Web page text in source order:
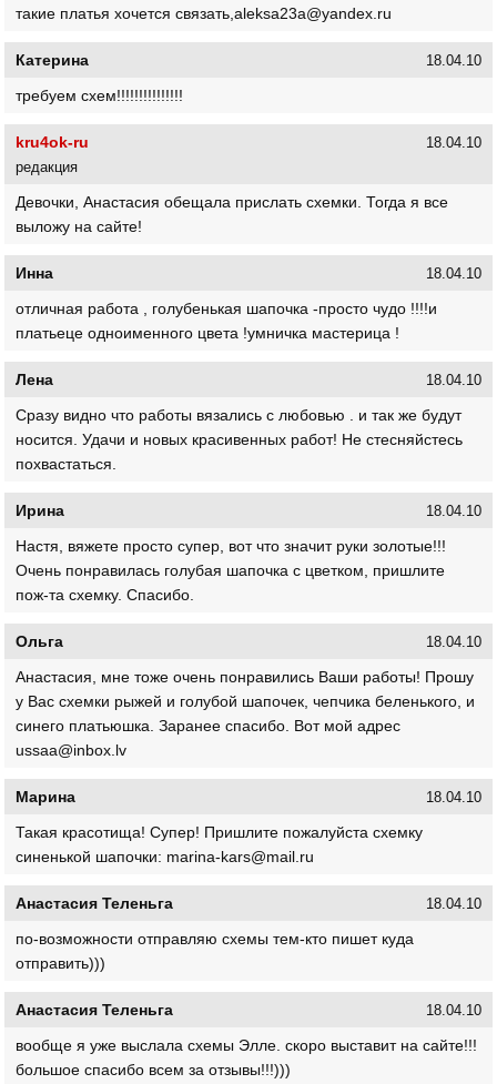
такие платья хочется связать,aleksa23a@yandex.ru
Катерина 18.04.10
требуем схем!!!!!!!!!!!!!!!
kru4ok-ru
редакция
18.04.10
Девочки, Анастасия обещала прислать схемки. Тогда я все
выложу на сайте!
Инна 18.04.10
отличная работа , голубенькая шапочка -просто чудо !!!!и
платьеце одноименного цвета !умничка мастерица !
Лена 18.04.10
Сразу видно что работы вязались с любовью . и так же будут
носится. Удачи и новых красивенных работ! Не стесняйстесь
похвастаться.
Ирина 18.04.10
Настя, вяжете просто супер, вот что значит руки золотые!!!
Очень понравилась голубая шапочка с цветком, пришлите
пож-та схемку. Спасибо.
Ольга 18.04.10
Анастасия, мне тоже очень понравились Ваши работы! Прошу
у Вас схемки рыжей и голубой шапочек, чепчика беленького, и
синего платьюшка. Заранее спасибо. Вот мой адрес
ussaa@inbox.lv
Марина 18.04.10
Такая красотища! Супер! Пришлите пожалуйста схемку
синенькой шапочки: marina-kars@mail.ru
Анастасия Теленьга 18.04.10
по-возможности отправляю схемы тем-кто пишет куда
отправить)))
Анастасия Теленьга 18.04.10
вообще я уже выслала схемы Элле. скоро выставит на сайте!!!
большое спасибо всем за отзывы!!!)))